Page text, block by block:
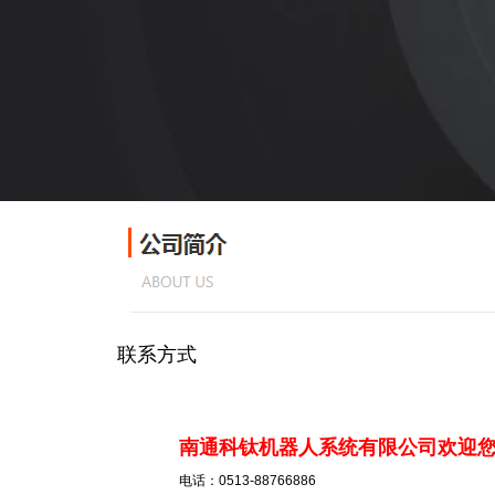
联系方式
南通科钛机器人系统有限公司欢迎
电话：0513-88766886